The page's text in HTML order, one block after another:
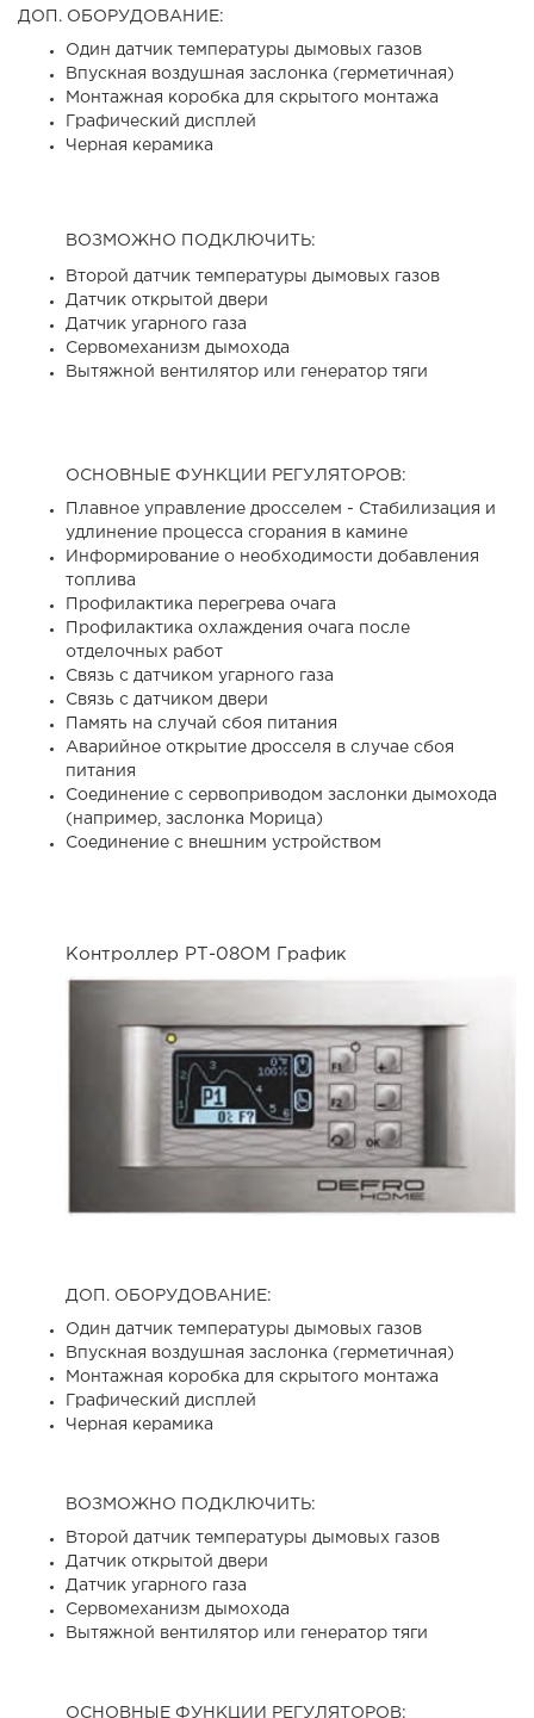
ДОП. ОБОРУДОВАНИЕ:
Один датчик температуры дымовых газов
Впускная воздушная заслонка (герметичная)
Монтажная коробка для скрытого монтажа
Графический дисплей
Черная керамика
ВОЗМОЖНО ПОДКЛЮЧИТЬ:
Второй датчик температуры дымовых газов
Датчик открытой двери
Датчик угарного газа
Сервомеханизм дымохода
Вытяжной вентилятор или генератор тяги
ОСНОВНЫЕ ФУНКЦИИ РЕГУЛЯТОРОВ:
Плавное управление дросселем - Стабилизация и
удлинение процесса сгорания в камине
Информирование о необходимости добавления
топлива
Профилактика перегрева очага
Профилактика охлаждения очага после
отделочных работ
Связь с датчиком угарного газа
Связь с датчиком двери
Память на случай сбоя питания
Аварийное открытие дросселя в случае сбоя
питания
Соединение с сервоприводом заслонки дымохода
(например, заслонка Морица)
Соединение с внешним устройством
Контроллер РТ-08ОМ График
ДОП. ОБОРУДОВАНИЕ:
Один датчик температуры дымовых газов
Впускная воздушная заслонка (герметичная)
Монтажная коробка для скрытого монтажа
Графический дисплей
Черная керамика
ВОЗМОЖНО ПОДКЛЮЧИТЬ:
Второй датчик температуры дымовых газов
Датчик открытой двери
Датчик угарного газа
Сервомеханизм дымохода
Вытяжной вентилятор или генератор тяги
ОСНОВНЫЕ ФУНКЦИИ РЕГУЛЯТОРОВ: